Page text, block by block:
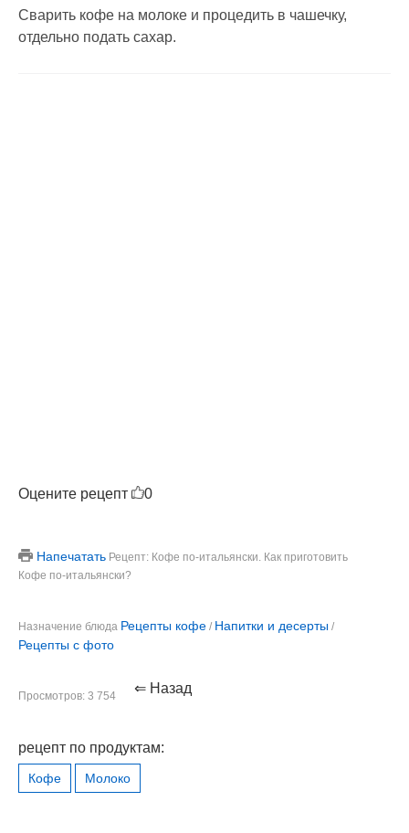
Сварить кофе на молоке и процедить в чашечку,
отдельно подать сахар.
Оцените рецепт 0
Напечатать Рецепт: Кофе по-итальянски. Как приготовить
Кофе по-итальянски?
Назначение блюда Рецепты кофе / Напитки и десерты /
Рецепты с фото
Просмотров: 3 754 ⇐ Назад
рецепт по продуктам:
Кофе Молоко